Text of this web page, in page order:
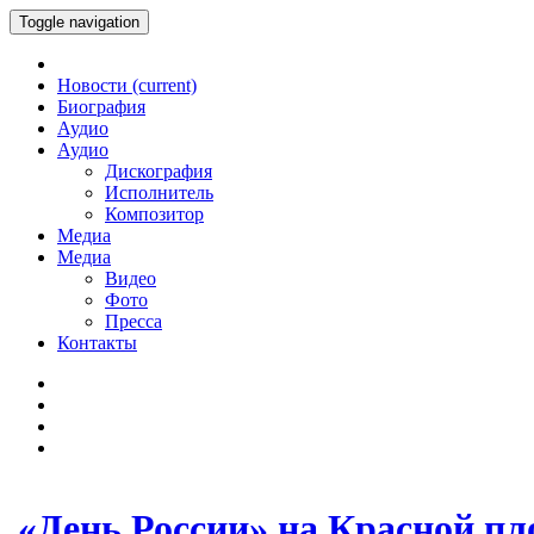
Toggle navigation
Новости (current)
Биография
Аудио
Аудио
Дискография
Исполнитель
Композитор
Медиа
Медиа
Видео
Фото
Пресса
Контакты